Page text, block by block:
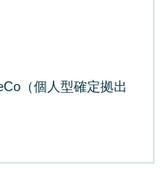
（個人型確定拠出